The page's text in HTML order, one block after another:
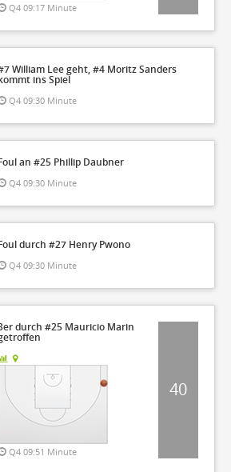
Q4 09:17 Minute
William Lee geht, #4 Moritz Sanders
ins Spiel
Q4 09:30 Minute
an #25 Phillip Daubner
Q4 09:30 Minute
durch #27 Henry Pwono
Q4 09:30 Minute
durch #25 Mauricio Marin
Q4 09:51 Minute
40